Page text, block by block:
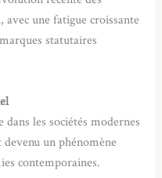
une fatigue croissante
statutaires
les sociétés modernes
un phénomène
contemporaines.